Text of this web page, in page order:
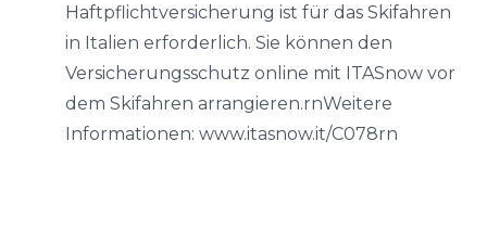
Haftpflichtversicherung ist für das Skifahren
in Italien erforderlich. Sie können den
Versicherungsschutz online mit ITASnow vor
dem Skifahren arrangieren.rnWeitere
Informationen: www.itasnow.it/C078rn